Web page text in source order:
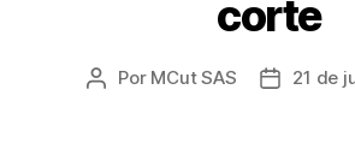
corte
Por MCut SAS 21 de